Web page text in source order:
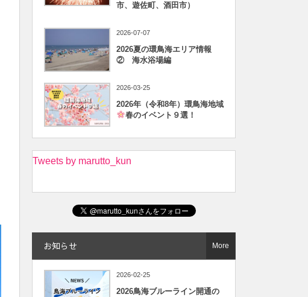
市、遊佐町、酒田市）
2026-07-07
2026夏の環鳥海エリア情報
② 海水浴場編
2026-03-25
2026年（令和8年）環鳥海地域
春のイベント９選！
Tweets by marutto_kun
お知らせ
2026-02-25
2026鳥海ブルーライン開通の
More